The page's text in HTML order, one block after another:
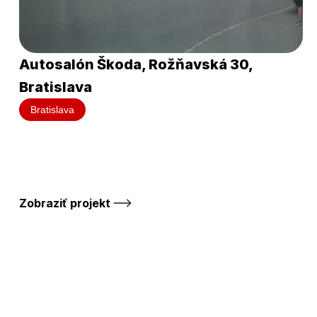
Autosalón Škoda, Rožňavská 30,
Bratislava
Bratislava
Zobraziť projekt